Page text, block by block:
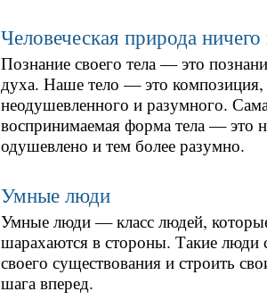
Человеческая природа
Познание своего тела — это
духа. Наше тело — это
неодушевленного и разумного.
воспринимаемая форма тела — это
одушевлено и тем более разумно.
Умные люди
Умные люди — класс людей,
шарахаются в стороны. Такие люди
своего существования и строить
шага вперед.